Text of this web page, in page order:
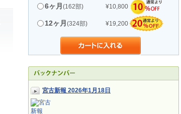
6ヶ月 (162部) ¥10,800
12ヶ月 (324部) ¥19,200
宮古新報 2026年1月18日